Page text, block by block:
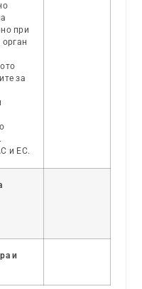
при
орган
за
и ЕС.
и